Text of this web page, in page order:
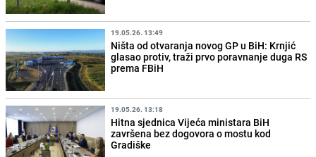
19.05.26. 13:49
Ništa od otvaranja novog GP u BiH: Krnjić
glasao protiv, traži prvo poravnanje duga RS
prema FBiH
19.05.26. 13:18
Hitna sjednica Vijeća ministara BiH
završena bez dogovora o mostu kod
Gradiške